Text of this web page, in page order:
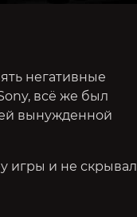
негативные
всё же был
вынужденной
игры и не скрывал